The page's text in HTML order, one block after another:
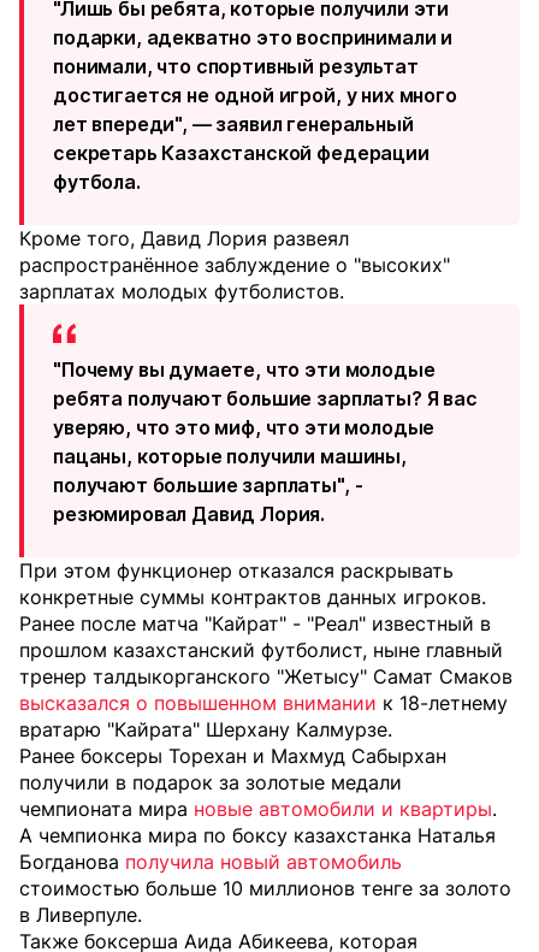
"Лишь бы ребята, которые получили эти
подарки, адекватно это воспринимали и
понимали, что спортивный результат
достигается не одной игрой, у них много
лет впереди", — заявил генеральный
секретарь Казахстанской федерации
футбола.
Кроме того, Давид Лория развеял
распространённое заблуждение о "высоких"
зарплатах молодых футболистов.
"Почему вы думаете, что эти молодые
ребята получают большие зарплаты? Я вас
уверяю, что это миф, что эти молодые
пацаны, которые получили машины,
получают большие зарплаты", -
резюмировал Давид Лория.
При этом функционер отказался раскрывать
конкретные суммы контрактов данных игроков.
Ранее после матча "Кайрат" - "Реал" известный в
прошлом казахстанский футболист, ныне главный
тренер талдыкорганского "Жетысу" Самат Смаков
высказался о повышенном внимании к 18-летнему
вратарю "Кайрата" Шерхану Калмурзе.
Ранее боксеры Торехан и Махмуд Сабырхан
получили в подарок за золотые медали
чемпионата мира новые автомобили и квартиры.
А чемпионка мира по боксу казахстанка Наталья
Богданова получила новый автомобиль
стоимостью больше 10 миллионов тенге за золото
в Ливерпуле.
Также боксерша Аида Абикеева, которая